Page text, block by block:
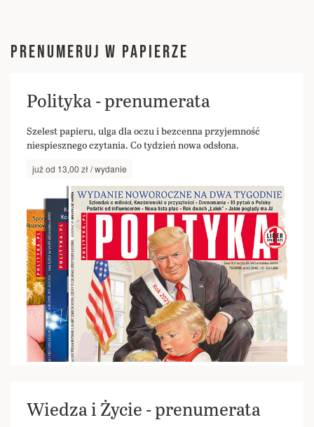
PRENUMERUJ W PAPIERZE
Polityka - prenumerata
Szelest papieru, ulga dla oczu i bezcenna przyjemność
niespiesznego czytania. Co tydzień nowa odsłona.
już od 13,00 zł / wydanie
Wiedza i Życie - prenumerata